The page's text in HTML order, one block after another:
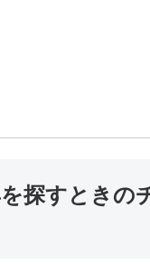
探すときの